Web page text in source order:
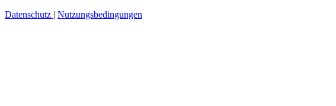
Datenschutz | Nutzungsbedingungen